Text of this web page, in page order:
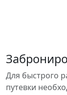
Для быстрого
путевки